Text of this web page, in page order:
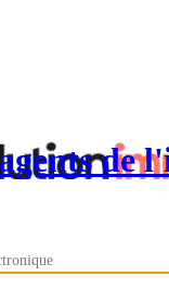
de